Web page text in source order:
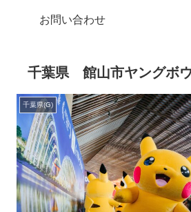
お問い合わせ
千葉県 館山市ヤングボ
千葉県(G)